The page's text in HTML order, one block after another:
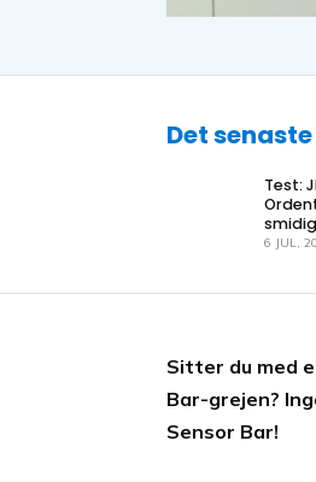
Det senaste
Test:
6 JUL,
Sitter du med
Bar-grejen?
Sensor Bar!